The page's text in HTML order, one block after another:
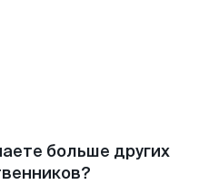
больше других